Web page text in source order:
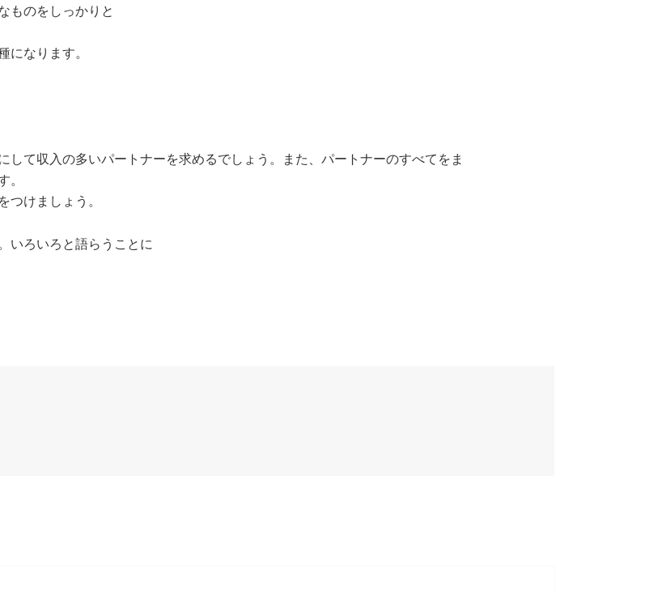
ものをしっかりと
なります。
して収入の多いパートナーを求めるでしょう。また、パートナーのすべてをま
けましょう。
いろいろと語らうことに